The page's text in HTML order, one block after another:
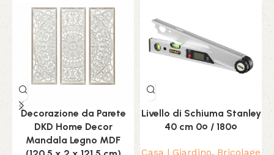
Decorazione da Parete
DKD Home Decor
Mandala Legno MDF
Livello di Schiuma Stanley
40 cm 0º / 180º
Casa | Giardino, Bricolage